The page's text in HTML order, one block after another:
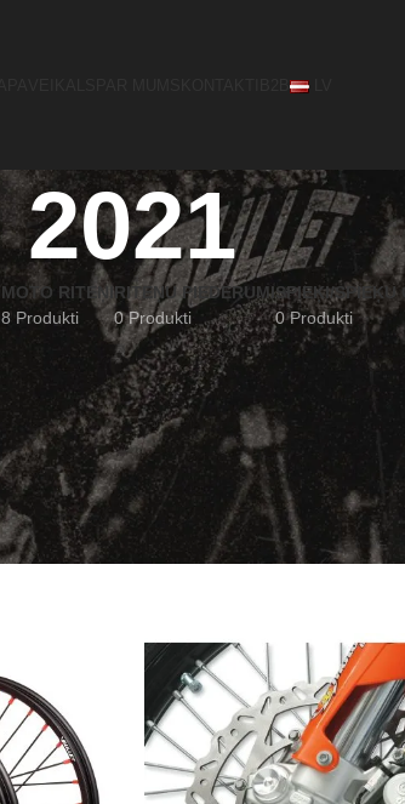
B2B
2021
MOTO RITEŅI
8 Produkti
RITEŅU PIEDERUMI
0 Produkti
SPIEĶI/SPIEĶU
0 Produkti